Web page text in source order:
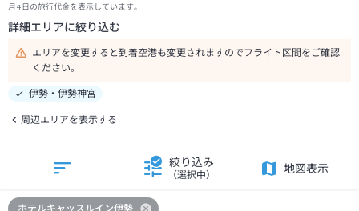
月4日の旅行代金を表示しています。
詳細エリアに絞り込む
エリアを変更すると到着空港も変更されますのでフライト区間をご確認
ください。
伊勢・伊勢神宮
周辺エリアを表示する
絞り込み
（選択中）
地図表示
ホテルキャッスルイン伊勢